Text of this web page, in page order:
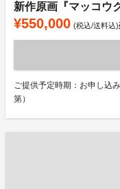
新作原画『マッコウ
¥550,000 (税込/送料込)
ご提供予定時期：お申し込
第）